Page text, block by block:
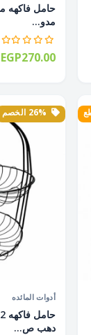
مدو...
EGP270.00
أدوات المائده
دهب ص...